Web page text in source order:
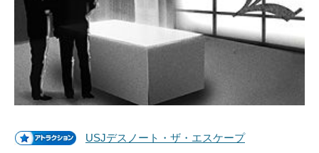
USJデスノート・ザ・エスケープ